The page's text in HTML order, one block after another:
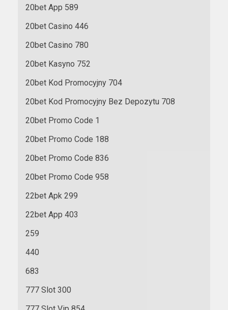
20bet App 589
20bet Casino 446
20bet Casino 780
20bet Kasyno 752
20bet Kod Promocyjny 704
20bet Kod Promocyjny Bez Depozytu 708
20bet Promo Code 1
20bet Promo Code 188
20bet Promo Code 836
20bet Promo Code 958
22bet Apk 299
22bet App 403
259
440
683
777 Slot 300